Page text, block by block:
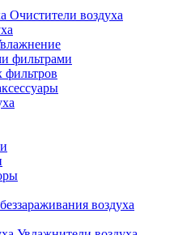
Очистители воздуха
фильтрами
фильтров
воздуха